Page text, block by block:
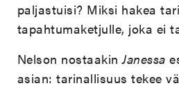
paljastuisi? Miksi hakea
tapahtumaketjulle, joka ei
Nelson nostaakinJanessa
asian: tarinallisuus tekee